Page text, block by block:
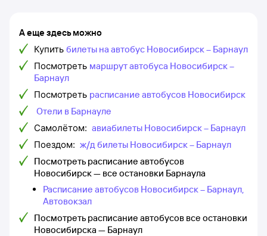
А еще здесь можно
Купить билеты на автобус Новосибирск – Барнаул
Посмотреть маршрут автобуса Новосибирск –
Барнаул
Посмотреть расписание автобусов Новосибирск
Отели в Барнауле
Самолётом: авиабилеты Новосибирск – Барнаул
Поездом: ж/д билеты Новосибирск – Барнаул
Посмотреть расписание автобусов
Новосибирск — все остановки Барнаула
Расписание автобусов Новосибирск – Барнаул,
Автовокзал
Посмотреть расписание автобусов все остановки
Новосибирска — Барнаул